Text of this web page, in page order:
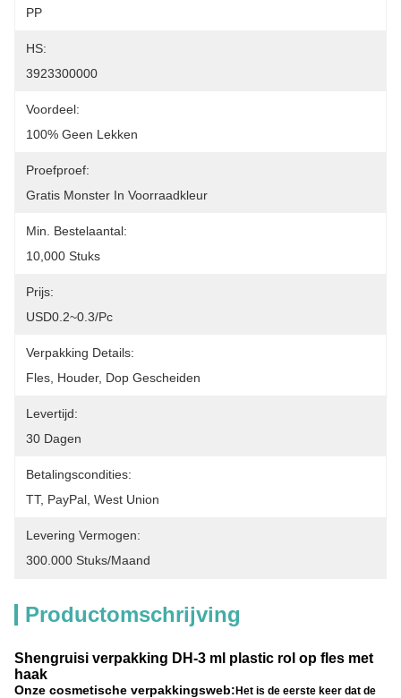
PP
HS:
3923300000
Voordeel:
100% Geen Lekken
Proefproef:
Gratis Monster In Voorraadkleur
Min. Bestelaantal:
10,000 Stuks
Prijs:
USD0.2~0.3/pc
Verpakking Details:
Fles, Houder, Dop Gescheiden
Levertijd:
30 Dagen
Betalingscondities:
TT, PayPal, West Union
Levering Vermogen:
300.000 Stuks/maand
Productomschrijving
Shengruisi verpakking DH-3 ml plastic rol op fles met
haak
Onze cosmetische verpakkingsweb: Het is de eerste keer dat de